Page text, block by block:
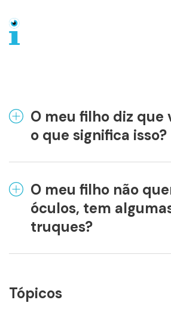
O meu filho diz que
o que significa isso?
O meu filho não
óculos, tem
truques?
Tópicos